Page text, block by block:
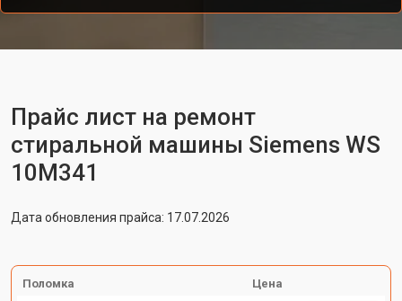
Прайс лист на ремонт
стиральной машины Siemens WS
10M341
Дата обновления прайса: 17.07.2026
Поломка Цена